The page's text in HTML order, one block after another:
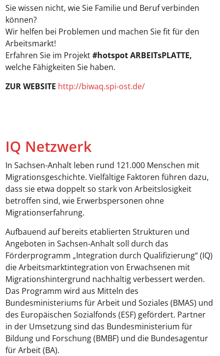
Sie wissen nicht, wie Sie Familie und Beruf verbinden
können?
Wir helfen bei Problemen und machen Sie fit für den
Arbeitsmarkt!
Erfahren Sie im Projekt#hotspot ARBEITsPLATTE,
welche Fähigkeiten Sie haben.
ZUR WEBSITE http://biwaq.spi-ost.de/
IQ Netzwerk
In Sachsen-Anhalt leben rund 121.000 Menschen mit
Migrationsgeschichte. Vielfältige Faktoren führen dazu,
dass sie etwa doppelt so stark von Arbeitslosigkeit
betroffen sind, wie Erwerbspersonen ohne
Migrationserfahrung.
Aufbauend auf bereits etablierten Strukturen und
Angeboten in Sachsen-Anhalt soll durch das
Förderprogramm „Integration durch Qualifizierung“ (IQ)
die Arbeitsmarktintegration von Erwachsenen mit
Migrationshintergrund nachhaltig verbessert werden.
Das Programm wird aus Mitteln des
Bundesministeriums für Arbeit und Soziales (BMAS) und
des Europäischen Sozialfonds (ESF) gefördert. Partner
in der Umsetzung sind das Bundesministerium für
Bildung und Forschung (BMBF) und die Bundesagentur
für Arbeit (BA).